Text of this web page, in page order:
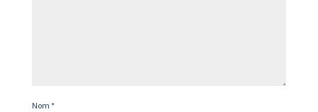
Nom *